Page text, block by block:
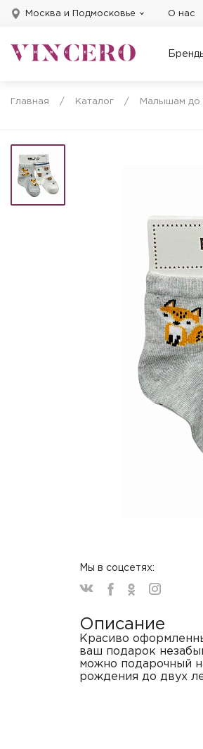
Москва и Подмосковье О нас
Главная / Каталог / Малышам до
Мы в соцсетях:
Описание
Красиво
ваш подарок
можно подарочный
рождения до двух